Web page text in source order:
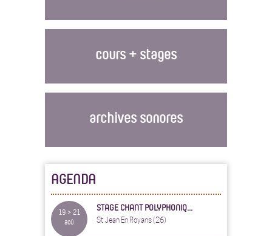
cours + stages
archives sonores
AGENDA
19 > 21
aoû
STAGE CHANT POLYPHONIQ...
St Jean En Royans (26)